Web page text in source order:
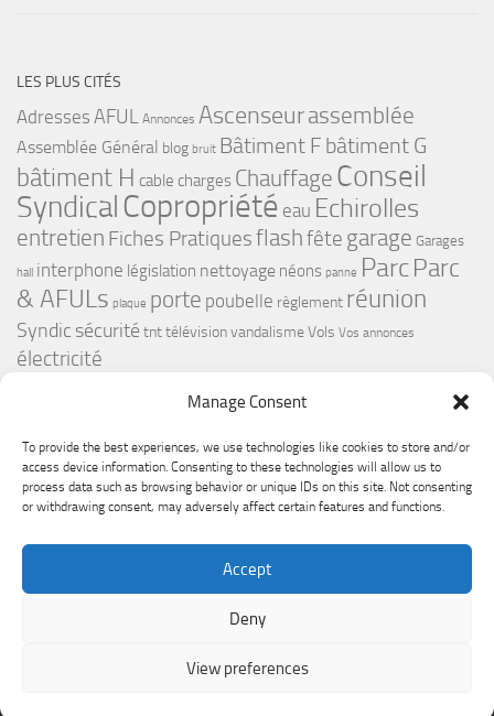
Manage Consent
To provide the best experiences, we use technologies like cookies to store and/or
access device information. Consenting to these technologies will allow us to
process data such as browsing behavior or unique IDs on this site. Not consenting
or withdrawing consent, may adversely affect certain features and functions.
Accept
Deny
View preferences
LES PLUS CITÉS
Adresses AFUL Annonces Ascenseurassemblée
Assemblée Général blog bruit Bâtiment F bâtiment G
bâtiment H cable charges Chauffage Conseil
Syndical Copropriété eau Echirolles
entretien Fiches Pratiquesflashfête garage Garages
hall interphone législation nettoyage néons panne ParcParc
& AFULs plaque porte poubelle règlement réunion
Syndic sécurité tnttélévisionvandalismeVols Vos annonces
électricité
réservés.